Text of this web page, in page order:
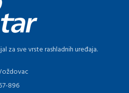
za sve vrste rashladnih uređaja.
896